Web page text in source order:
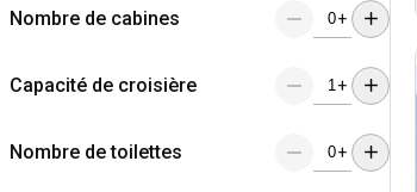
Nombre de cabines +
Capacité de croisière +
Nombre de toilettes +